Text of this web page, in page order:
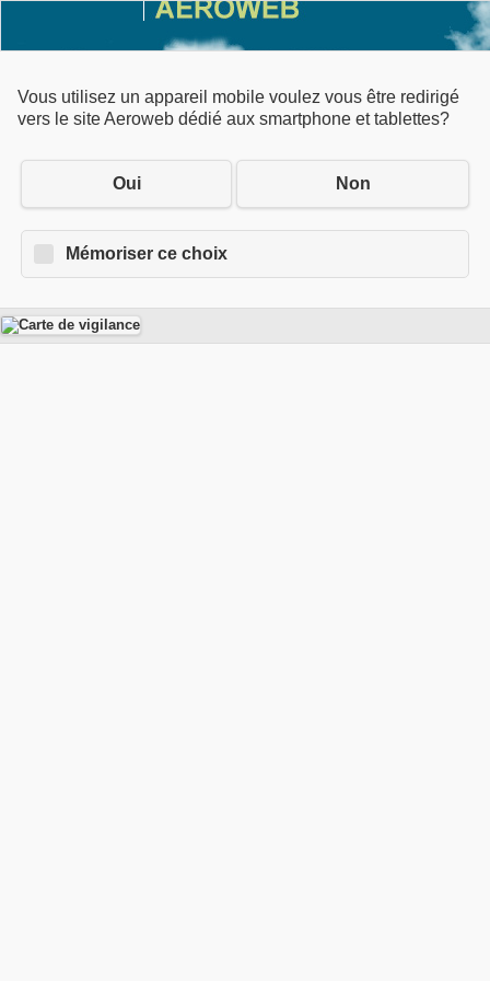
Vous utilisez un appareil mobile voulez vous être redirigé
vers le site Aeroweb dédié aux smartphone et tablettes?
Oui Non
Mémoriser ce choix